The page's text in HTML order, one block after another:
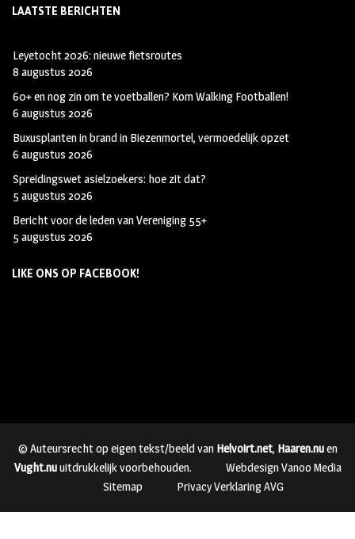
LAATSTE BERICHTEN
Leyetocht 2026: nieuwe fietsroutes
8 augustus 2026
60+ en nog zin om te voetballen? Kom Walking Footballen!
6 augustus 2026
Buxusplanten in brand in Biezenmortel, vermoedelijk opzet
6 augustus 2026
Spreidingswet asielzoekers: hoe zit dat?
5 augustus 2026
Bericht voor de leden van Vereniging 55+
5 augustus 2026
LIKE ONS OP FACEBOOK!
© Auteursrecht op eigen tekst/beeld van Helvoirt.net, Haaren.nuen
Vught.nuuitdrukkelijk voorbehouden.
Webdesign Vanoo Media
Sitemap
Privacy Verklaring AVG